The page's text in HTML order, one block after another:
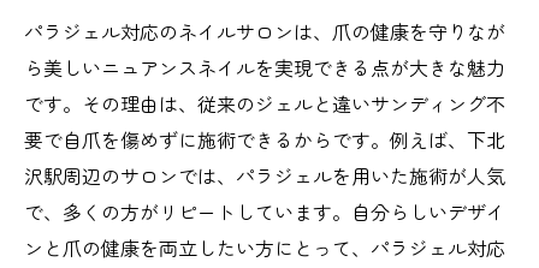
パラジェル対応のネイルサロンは、爪の健康を守りなが
ら美しいニュアンスネイルを実現できる点が大きな魅力
です。その理由は、従来のジェルと違いサンディング不
要で自爪を傷めずに施術できるからです。例えば、下北
沢駅周辺のサロンでは、パラジェルを用いた施術が人気
で、多くの方がリピートしています。自分らしいデザイ
ンと爪の健康を両立したい方にとって、パラジェル対応